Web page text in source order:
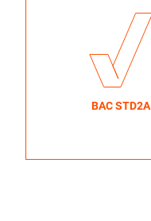
BAC STD2A